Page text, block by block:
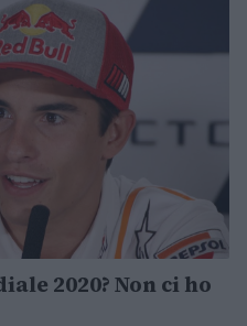
2020? Non ci ho